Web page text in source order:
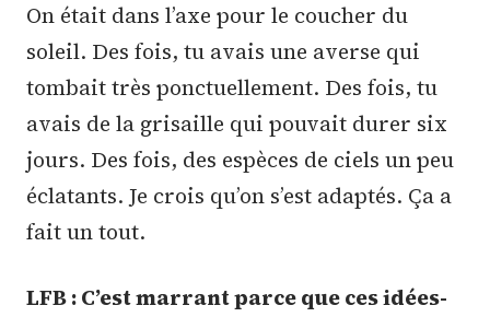
On était dans l’axe pour le coucher du
soleil. Des fois, tu avais une averse qui
tombait très ponctuellement. Des fois, tu
avais de la grisaille qui pouvait durer six
jours. Des fois, des espèces de ciels un peu
éclatants. Je crois qu’on s’est adaptés. Ça a
fait un tout.
LFB : C’est marrant parce que ces idées-